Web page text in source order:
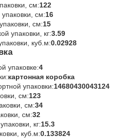
см:122
см:16
см:15
упаковки, кг:3.59
куб.м:0.02928
упаковке:4
картонная коробка
упаковки:14680430043124
см:123
см:34
см:32
кг:15.3
куб.м:0.133824